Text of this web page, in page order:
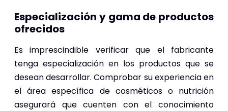
Especialización y gama de productos
ofrecidos
Es imprescindible verificar que el fabricante
tenga especialización en los productos que se
desean desarrollar. Comprobar su experiencia en
el área específica de cosméticos o nutrición
asegurará que cuenten con el conocimiento